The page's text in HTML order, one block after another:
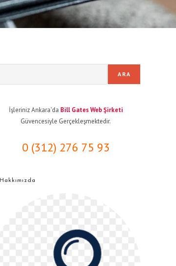
ARA
İşleriniz Ankara'da Bill Gates Web Şirketi
Güvencesiyle Gerçekleşmektedir.
0 (312) 276 75 93
Hakkımızda